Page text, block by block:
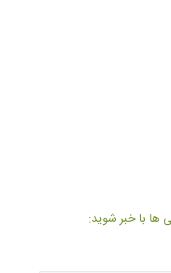
ها با خبر شوید: